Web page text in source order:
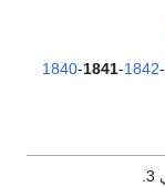
1840-1841-1842-